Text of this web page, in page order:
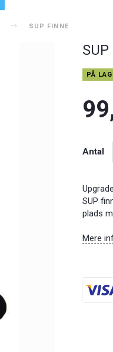
SUP FINNE
PÅ
Antal
SUP
plads
Mere